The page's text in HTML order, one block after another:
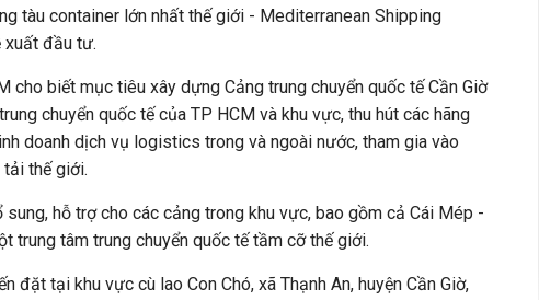
tàu container lớn nhất thế giới - Mediterranean Shipping
xuất đầu tư.
cho biết mục tiêu xây dựng Cảng trung chuyển quốc tế Cần Giờ
chuyển quốc tế của TP HCM và khu vực, thu hút các hãng
doanh dịch vụ logistics trong và ngoài nước, tham gia vào
thế giới.
sung, hỗ trợ cho các cảng trong khu vực, bao gồm cả Cái Mép -
trung tâm trung chuyển quốc tế tầm cỡ thế giới.
đặt tại khu vực cù lao Con Chó, xã Thạnh An, huyện Cần Giờ,